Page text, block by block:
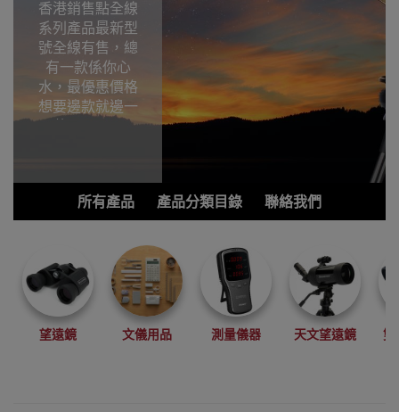
香港銷售點全線
系列產品最新型
號全線有售，總
有一款係你心
水，最優惠價格
想要邊款就邊一
款，Outlet
購!Celestron 星
特朗天文望遠鏡
配件香港銷售點
所有產品 產品分類目錄 聯絡我們
望遠鏡 文儀用品 測量儀器 天文望遠鏡 雙